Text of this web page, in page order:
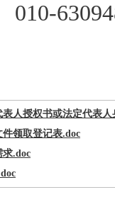
表人授权书或法定代表人
件领取登记表.doc
求.doc